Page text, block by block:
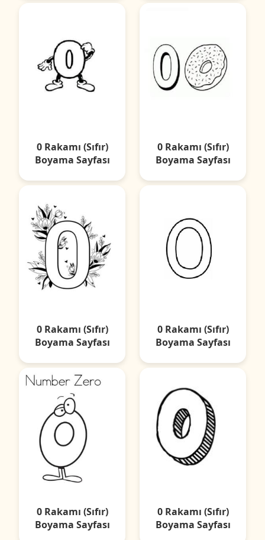
0 Rakamı (Sıfır)
Boyama Sayfası
0 Rakamı (Sıfır)
Boyama Sayfası
0 Rakamı (Sıfır)
Boyama Sayfası
0 Rakamı (Sıfır)
Boyama Sayfası
0 Rakamı (Sıfır)
Boyama Sayfası
0 Rakamı (Sıfır)
Boyama Sayfası